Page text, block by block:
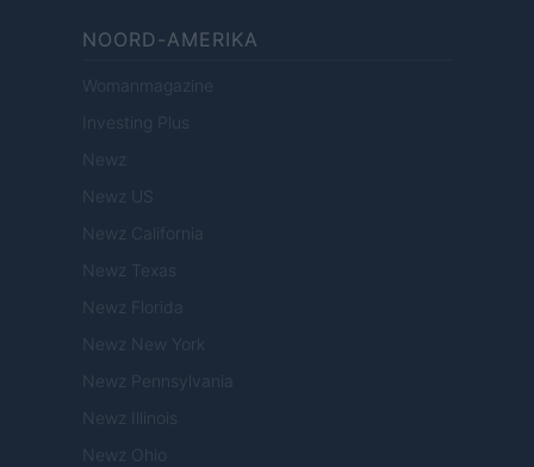
NOORD-AMERIKA
Womanmagazine
Investing Plus
Newz
Newz US
Newz California
Newz Texas
Newz Florida
Newz New York
Newz Pennsylvania
Newz Illinois
Newz Ohio